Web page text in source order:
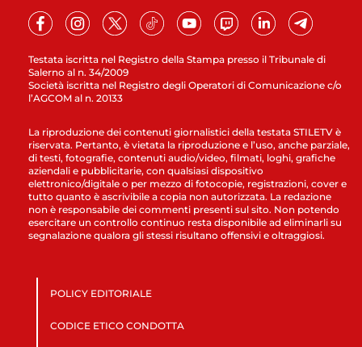
Testata iscritta nel Registro della Stampa presso il Tribunale di
Salerno al n. 34/2009
Società iscritta nel Registro degli Operatori di Comunicazione c/o
l’AGCOM al n. 20133
La riproduzione dei contenuti giornalistici della testata STILETV è
riservata. Pertanto, è vietata la riproduzione e l’uso, anche parziale,
di testi, fotografie, contenuti audio/video, filmati, loghi, grafiche
aziendali e pubblicitarie, con qualsiasi dispositivo
elettronico/digitale o per mezzo di fotocopie, registrazioni, cover e
tutto quanto è ascrivibile a copia non autorizzata. La redazione
non è responsabile dei commenti presenti sul sito. Non potendo
esercitare un controllo continuo resta disponibile ad eliminarli su
segnalazione qualora gli stessi risultano offensivi e oltraggiosi.
POLICY EDITORIALE
CODICE ETICO CONDOTTA